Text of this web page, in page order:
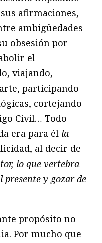
afirmaciones,
ambigüedades
obsesión por
el
viajando,
participando
cortejando
Civil… Todo
era para él la
al decir de
lo que vertebra
y gozar de
propósito no
Por mucho que